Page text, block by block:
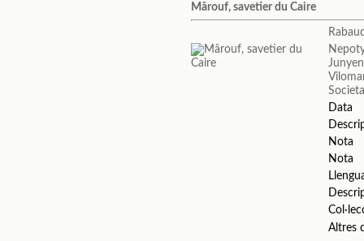
Mârouf, savetier du Caire
Data
Nota
Nota
Altres